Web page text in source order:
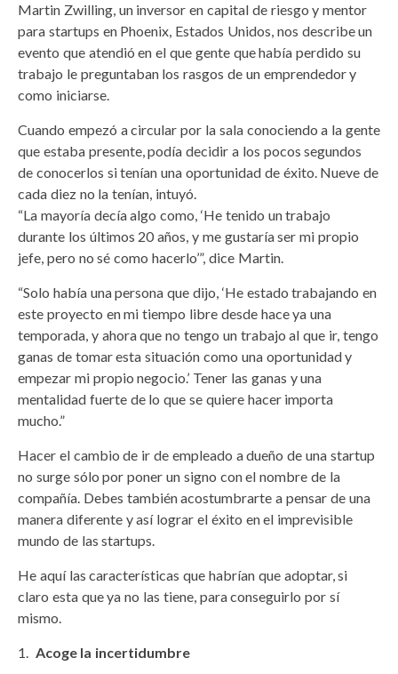
Martin Zwilling, un inversor en capital de riesgo y mentor
para startups en Phoenix, Estados Unidos, nos describe un
evento que atendió en el que gente que había perdido su
trabajo le preguntaban los rasgos de un emprendedor y
como iniciarse.
Cuando empezó a circular por la sala conociendo a la gente
que estaba presente, podía decidir a los pocos segundos
de conocerlos si tenían una oportunidad de éxito. Nueve de
cada diez no la tenían, intuyó.
“La mayoría decía algo como, ‘He tenido un trabajo
durante los últimos 20 años, y me gustaría ser mi propio
jefe, pero no sé como hacerlo’”, dice Martin.
“Solo había una persona que dijo, ‘He estado trabajando en
este proyecto en mi tiempo libre desde hace ya una
temporada, y ahora que no tengo un trabajo al que ir, tengo
ganas de tomar esta situación como una oportunidad y
empezar mi propio negocio.’ Tener las ganas y una
mentalidad fuerte de lo que se quiere hacer importa
mucho.”
Hacer el cambio de ir de empleado a dueño de una startup
no surge sólo por poner un signo con el nombre de la
compañía. Debes también acostumbrarte a pensar de una
manera diferente y así lograr el éxito en el imprevisible
mundo de las startups.
He aquí las características que habrían que adoptar, si
claro esta que ya no las tiene, para conseguirlo por sí
mismo.
Acoge la incertidumbre